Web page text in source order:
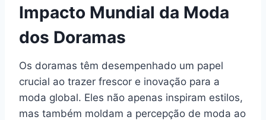
Impacto Mundial da Moda
dos Doramas
Os doramas têm desempenhado um papel
crucial ao trazer frescor e inovação para a
moda global. Eles não apenas inspiram estilos,
mas também moldam a percepção de moda ao